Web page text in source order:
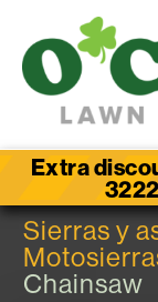
Extra
Sierras y
Chainsaw